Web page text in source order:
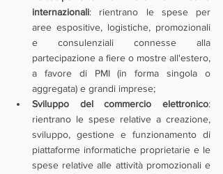
internazionali: rientrano le spese per
aree espositive, logistiche, promozionali
e consulenziali connesse alla
partecipazione a fiere o mostre all'estero,
a favore di PMI (in forma singola o
aggregata) e grandi imprese;
Sviluppo del commercio elettronico:
rientrano le spese relative a creazione,
sviluppo, gestione e funzionamento di
piattaforme informatiche proprietarie e le
spese relative alle attività promozionali e